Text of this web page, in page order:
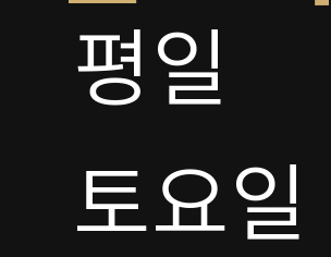
평일
토요일